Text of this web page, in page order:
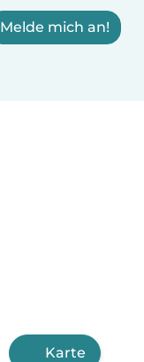
Melde mich an!
Karte